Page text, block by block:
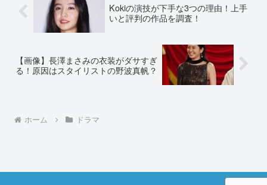
Kokiの演技が下手な3つの理由！上手
いと評判の作品を調査！
【画像】長澤まさみの衣装がダサすぎ
る！原因はスタイリストの野波真帆？
ホーム ドラマ